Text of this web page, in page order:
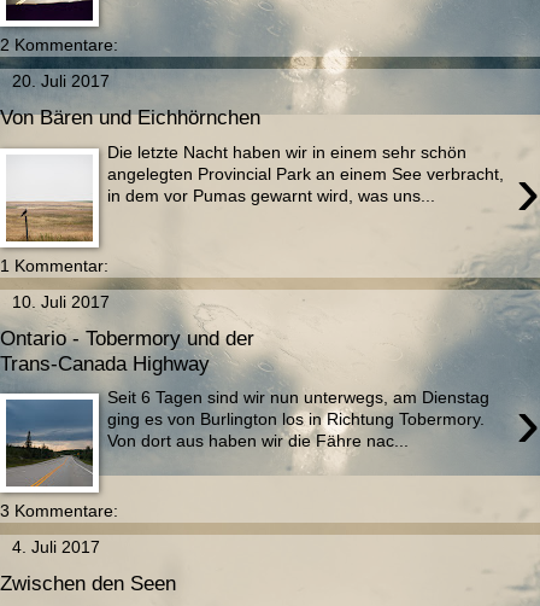
2 Kommentare:
20. Juli 2017
Von Bären und Eichhörnchen
›
Die letzte Nacht haben wir in einem sehr schön
angelegten Provincial Park an einem See verbracht,
in dem vor Pumas gewarnt wird, was uns...
1 Kommentar:
10. Juli 2017
Ontario - Tobermory und der
Trans-Canada Highway
›
Seit 6 Tagen sind wir nun unterwegs, am Dienstag
ging es von Burlington los in Richtung Tobermory.
Von dort aus haben wir die Fähre nac...
3 Kommentare:
4. Juli 2017
Zwischen den Seen